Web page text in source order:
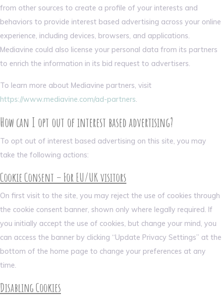
from other sources to create a profile of your interests and
behaviors to provide interest based advertising across your online
experience, including devices, browsers, and applications.
Mediavine could also license your personal data from its partners
to enrich the information in its bid request to advertisers.
To learn more about Mediavine partners, visit
https://www.mediavine.com/ad-partners.
How can I opt out of interest based advertising?
To opt out of interest based advertising on this site, you may
take the following actions:
Cookie Consent – For EU/UK visitors
On first visit to the site, you may reject the use of cookies through
the cookie consent banner, shown only where legally required. If
you initially accept the use of cookies, but change your mind, you
can access the banner by clicking “Update Privacy Settings” at the
bottom of the home page to change your preferences at any
time.
Disabling Cookies